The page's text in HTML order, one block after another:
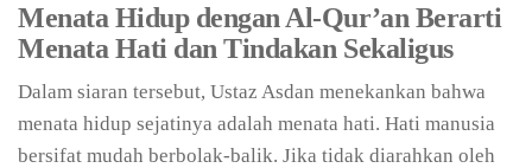
Menata Hidup dengan Al-Qur’an Berarti
Menata Hati dan Tindakan Sekaligus
Dalam siaran tersebut, Ustaz Asdan menekankan bahwa
menata hidup sejatinya adalah menata hati. Hati manusia
bersifat mudah berbolak-balik. Jika tidak diarahkan oleh